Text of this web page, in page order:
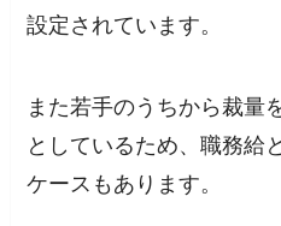
設定されています。
また若手のうちから裁量
としているため、職務給
ケースもあります。